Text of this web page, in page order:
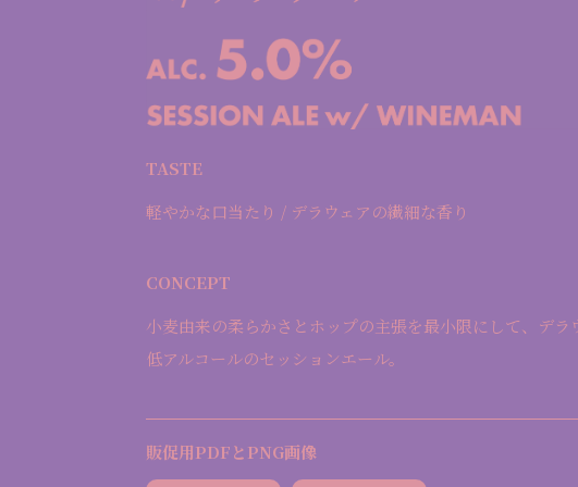
TASTE
軽やかな口当たり / デラウェアの繊細な香り
CONCEPT
小麦由来の柔らかさとホップの主張を最小限にして、デ
低アルコールのセッションエール。
販促用PDFとPNG画像